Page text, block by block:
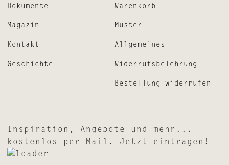
Dokumente
Magazin
Kontakt
Geschichte
Warenkorb
Muster
Allgemeines
Widerrufsbelehrung
Bestellung widerrufen
Inspiration, Angebote und mehr...
kostenlos per Mail. Jetzt eintragen!